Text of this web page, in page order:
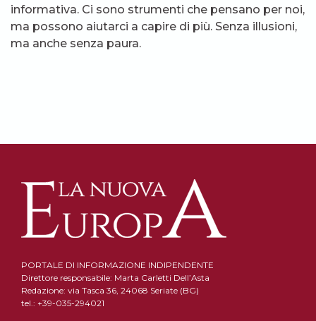
informativa. Ci sono strumenti che pensano per noi,
ma possono aiutarci a capire di più. Senza illusioni,
ma anche senza paura.
PORTALE DI INFORMAZIONE INDIPENDENTE
Direttore responsabile: Marta Carletti Dell’Asta
Redazione: via Tasca 36, 24068 Seriate (BG)
tel.: +39-035-294021